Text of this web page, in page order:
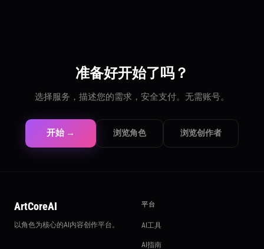
准备好开始了吗？
选择服务，描述您的需求，安全支付。无需账号。
开始 → 浏览角色 浏览创作者
ArtCoreAI
以角色为核心的AI内容创作平台。
平台
AI工具
AI指南